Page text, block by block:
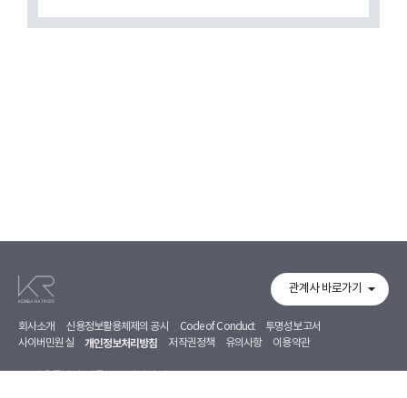
회사소개 신용정보활용체제의 공시 Code of Conduct
투명성보고서
사이버민원실
개인정보처리방침 저작권정책 유의사항 이용약관
관계사 바로가기